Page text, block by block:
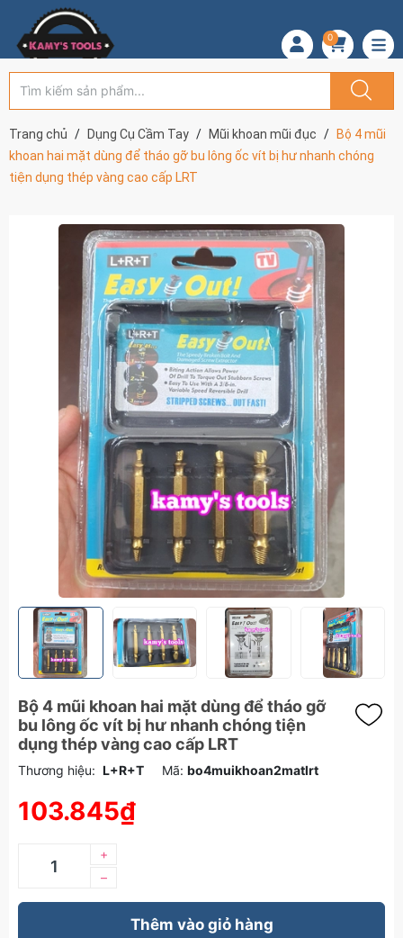
0
Trang chủ Dụng Cụ Cầm Tay Mũi khoan mũi đục
Bộ 4 mũi
khoan hai mặt dùng để tháo gỡ bu lông ốc vít bị hư nhanh chóng
tiện dụng thép vàng cao cấp LRT
Bộ 4 mũi khoan hai mặt dùng để tháo gỡ
bu lông ốc vít bị hư nhanh chóng tiện
dụng thép vàng cao cấp LRT
Thương hiệu: L+R+T Mã: bo4muikhoan2matlrt
103.845₫
–
+
Thêm vào giỏ hàng